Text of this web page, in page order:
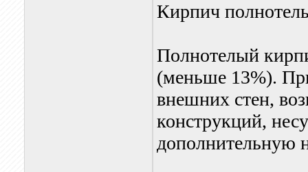
Кирпич
Полнотелый
(меньше 13%).
внешних стен,
конструкций,
дополнительную